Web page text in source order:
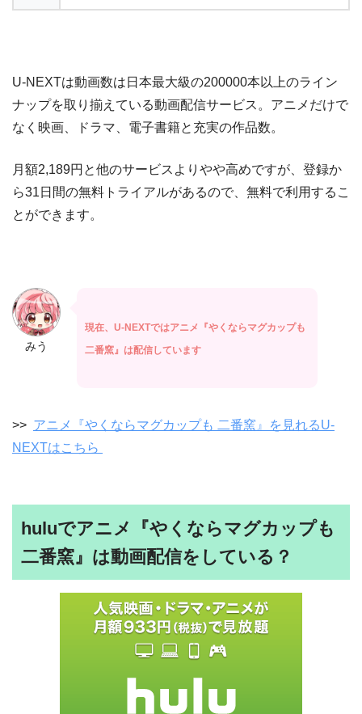
U-NEXTは動画数は日本最大級の200000本以上のライン
ナップを取り揃えている動画配信サービス。アニメだけで
なく映画、ドラマ、電子書籍と充実の作品数。
月額2,189円と他のサービスよりやや高めですが、登録か
ら31日間の無料トライアルがあるので、無料で利用するこ
とができます。
みう
現在、U-NEXTではアニメ『やくならマグカップも
二番窯』は配信しています
>> アニメ『やくならマグカップも 二番窯』を見れるU-
NEXTはこちら
huluでアニメ『やくならマグカップも
二番窯』は動画配信をしている？